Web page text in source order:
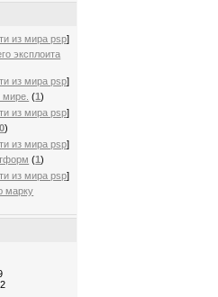
из мира psp]
эксплоита
из мира psp]
(1)
из мира psp]
0)
из мира psp]
(1)
из мира psp]
марку